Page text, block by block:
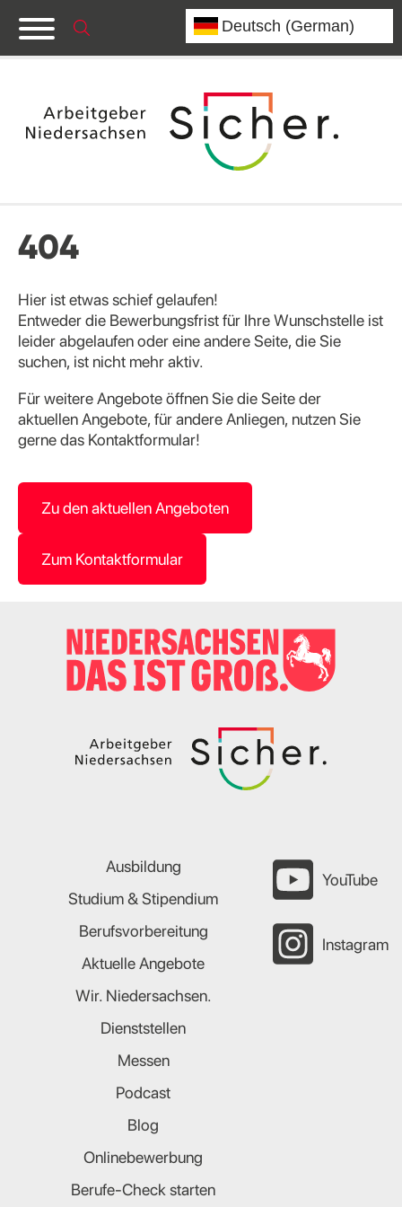
404
Hier ist etwas schief gelaufen!
Entweder die Bewerbungsfrist für Ihre Wunschstelle ist
leider abgelaufen oder eine andere Seite, die Sie
suchen, ist nicht mehr aktiv.
Für weitere Angebote öffnen Sie die Seite der
aktuellen Angebote, für andere Anliegen, nutzen Sie
gerne das Kontaktformular!
Zu den aktuellen Angeboten
Zum Kontaktformular
Ausbildung
Studium & Stipendium
Berufsvorbereitung
Aktuelle Angebote
Wir. Niedersachsen.
Dienststellen
Messen
Podcast
Blog
Onlinebewerbung
Berufe-Check starten
YouTube
Instagram